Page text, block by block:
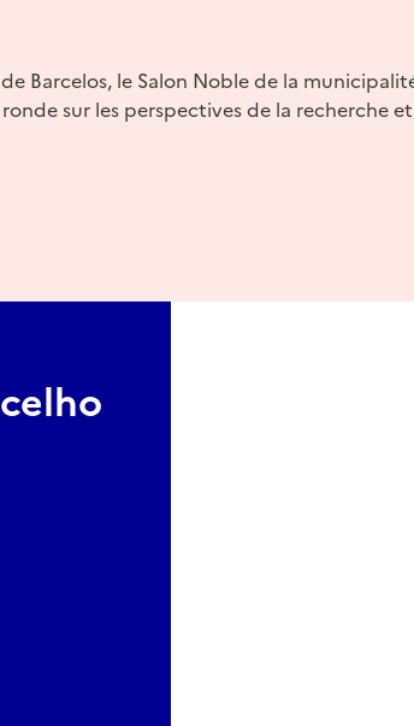
Barcelos, le Salon Noble de la
sur les perspectives de la recherche